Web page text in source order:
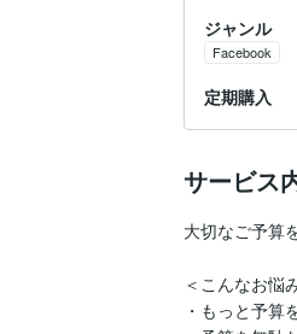
ジャンル
Facebook
定期購入
サービス
大切なご予算
＜こんなお悩
・もっと予算